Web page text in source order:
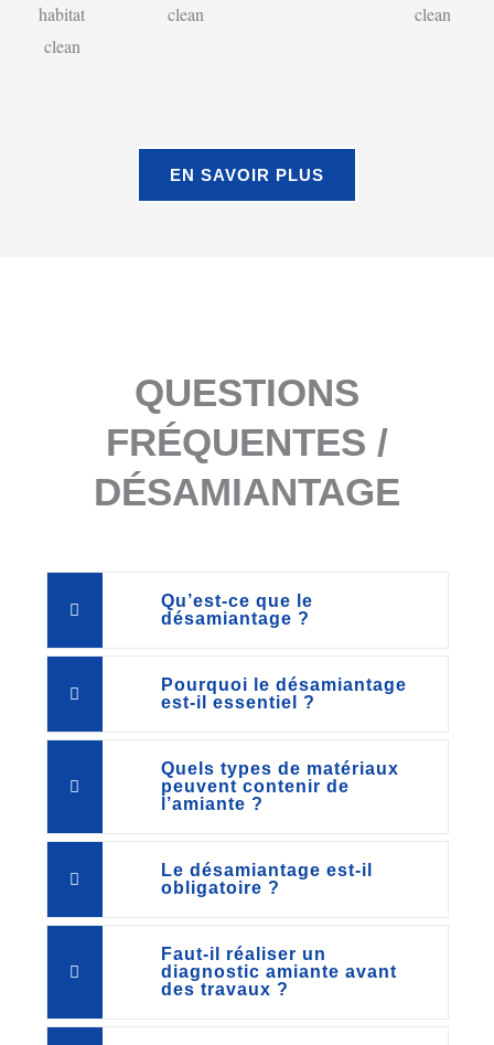
EN SAVOIR PLUS
QUESTIONS
FRÉQUENTES /
DÉSAMIANTAGE
Qu’est-ce que le
désamiantage ?
Pourquoi le désamiantage
est-il essentiel ?
Quels types de matériaux
peuvent contenir de
l’amiante ?
Le désamiantage est-il
obligatoire ?
Faut-il réaliser un
diagnostic amiante avant
des travaux ?